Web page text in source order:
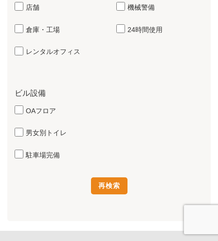
店舗
倉庫・工場
レンタルオフィス
機械警備
24時間使用
ビル設備
OAフロア
男女別トイレ
駐車場完備